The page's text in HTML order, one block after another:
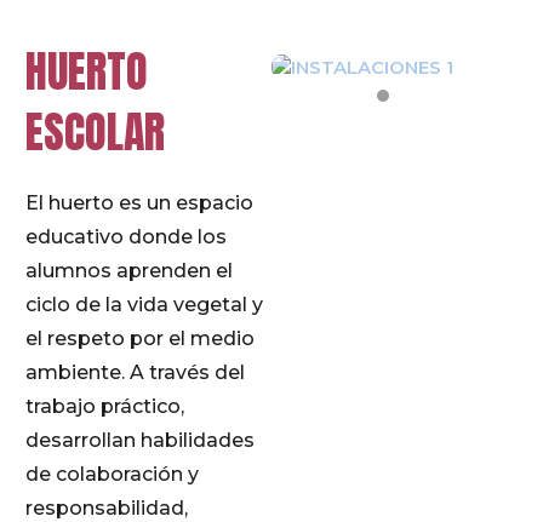
HUERTO
ESCOLAR
El huerto es un espacio
educativo donde los
alumnos aprenden el
ciclo de la vida vegetal y
el respeto por el medio
ambiente. A través del
trabajo práctico,
desarrollan habilidades
de colaboración y
responsabilidad,